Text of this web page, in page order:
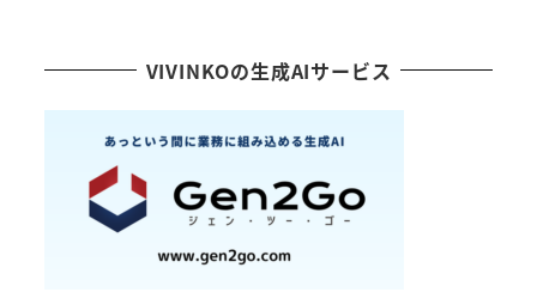
VIVINKOの生成AIサービス